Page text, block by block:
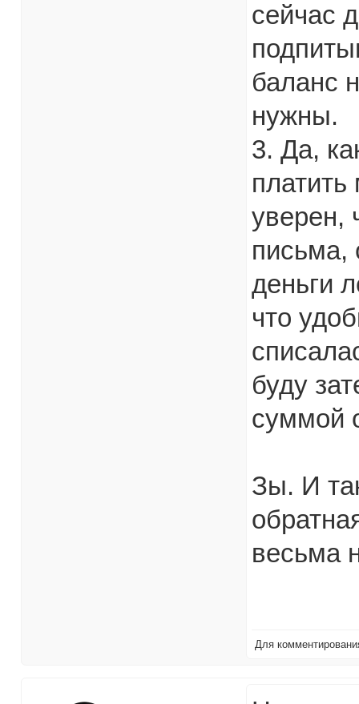
сейчас
баланс
нужны.
3. Да,
уверен,
письма,
деньги
что
буду
суммой
Зы. И
весьма
Для